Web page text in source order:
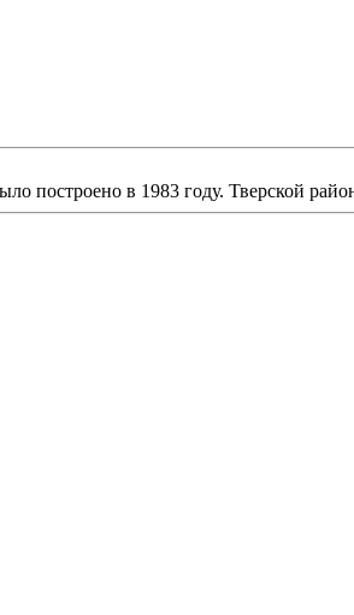
построено в 1983 году. Тверской